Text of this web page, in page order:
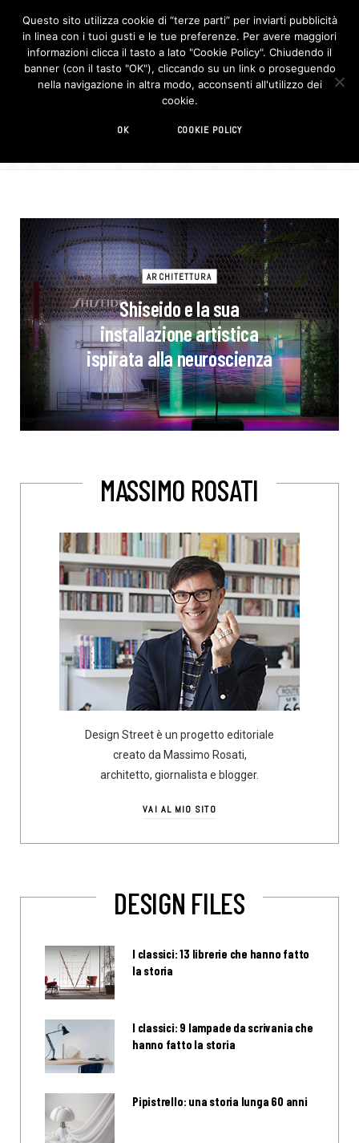
F
c
e
b
o
I
n
s
t
neuroscienza
ARCHITETTURA
Shiseido e la sua
installazione artistica
ispirata alla neuroscienza
MASSIMO ROSATI
Design Street è un progetto editoriale
creato da Massimo Rosati,
architetto, giornalista e blogger.
VAI AL MIO SITO
DESIGN FILES
I classici: 13 librerie che hanno fatto
la storia
I classici: 9 lampade da scrivania che
hanno fatto la storia
Pipistrello: una storia lunga 60 anni
Questo sito utilizza cookie di “terze parti” per inviarti pubblicità
in linea con i tuoi gusti e le tue preferenze. Per avere maggiori
informazioni clicca il tasto a lato "Cookie Policy". Chiudendo il
banner (con il tasto "OK"), cliccando su un link o proseguendo
nella navigazione in altra modo, acconsenti all'utilizzo dei
cookie.
OK COOKIE POLICY